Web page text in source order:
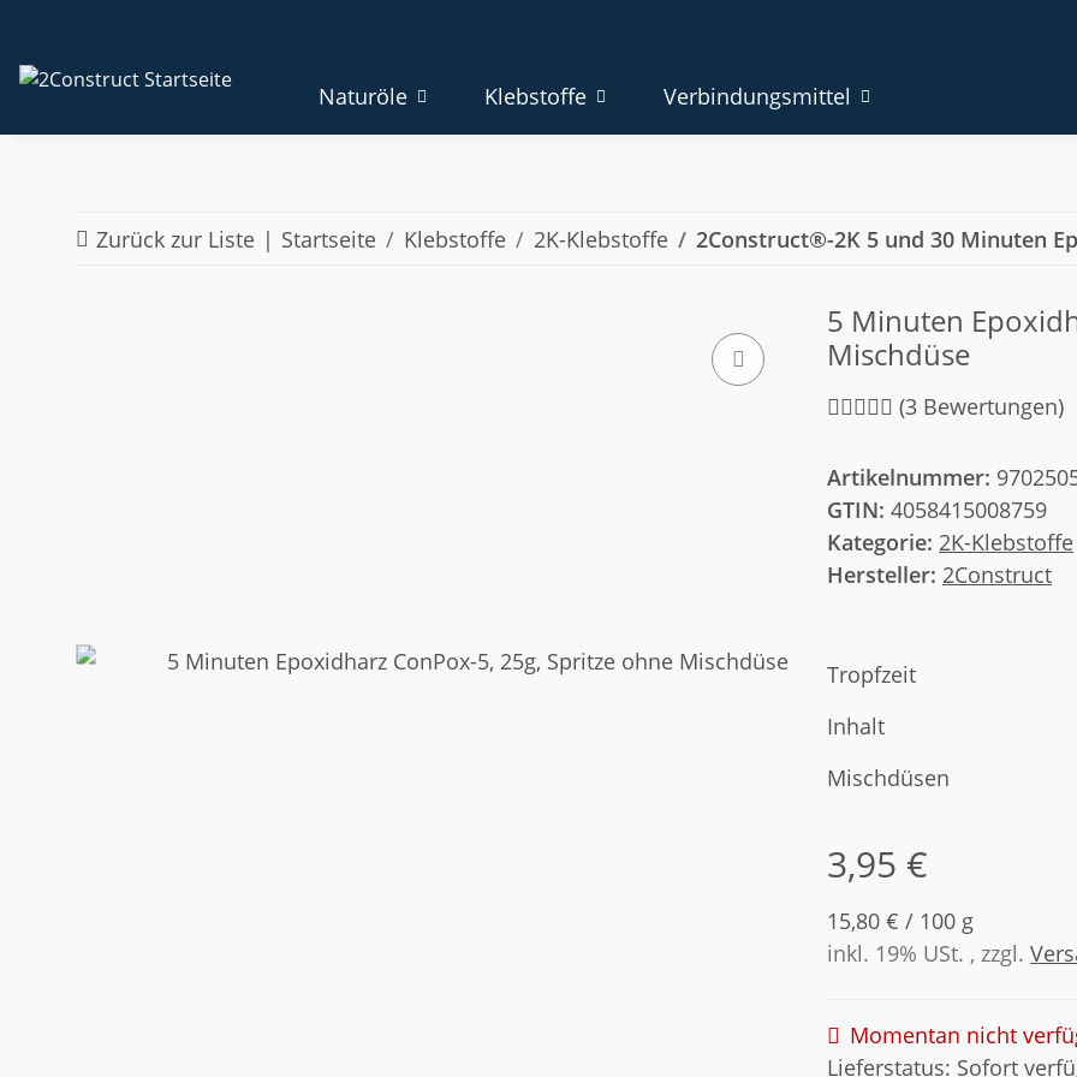
Naturöle Klebstoffe Verbindungsmittel
Zurück zur Liste Startseite Klebstoffe 2K-Klebstoffe 2Construct®-2K 5 und 30 Minuten
5 Minuten
Mischdüse
(3 Bewertungen)
Artikelnummer:
GTIN: 4058415008759
Kategorie: 2K-Klebstoffe
Hersteller: 2Construct
Tropfzeit
Inhalt
Mischdüsen
3,95 €
15,80 € / 100 g
inkl. 19% USt. , zzgl.
Momentan nicht
Lieferstatus: Sofort